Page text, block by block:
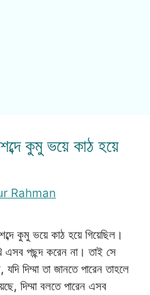
কুমু ভয়ে কাঠ হয়ে
Rahman
কুমু ভয়ে কাঠ হয়ে গিয়েছিল।
এসব পছন্দ করেন না। তাই সে
দিম্মা তা জানতে পারেন তাহলে
দিম্মা বলতে পারেন এসব